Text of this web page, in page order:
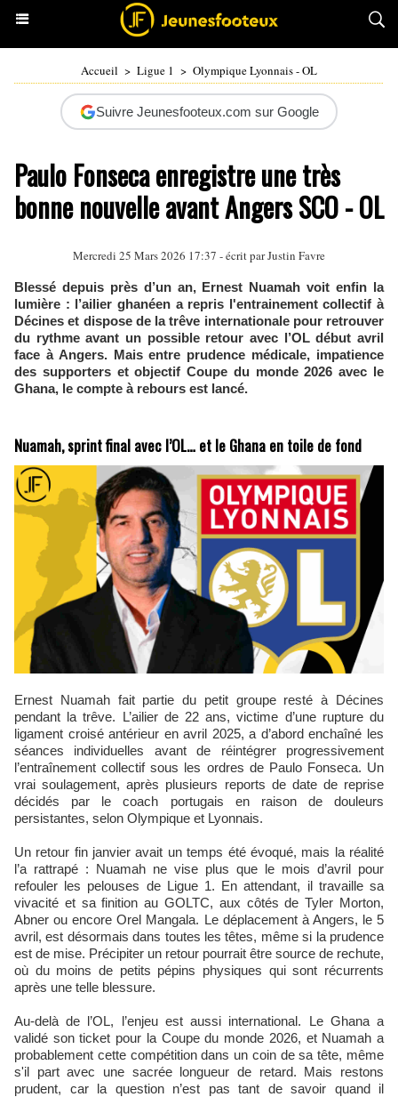
Accueil > Ligue 1 > Olympique Lyonnais - OL
Suivre Jeunesfooteux.com sur Google
Paulo Fonseca enregistre une très
bonne nouvelle avant Angers SCO - OL
Mercredi 25 Mars 2026 17:37 - écrit parJustin Favre
Blessé depuis près d’un an, Ernest Nuamah voit enfin la
lumière : l’ailier ghanéen a repris l'entrainement collectif à
Décines et dispose de la trêve internationale pour retrouver
du rythme avant un possible retour avec l’OL début avril
face à Angers. Mais entre prudence médicale, impatience
des supporters et objectif Coupe du monde 2026 avec le
Ghana, le compte à rebours est lancé.
Nuamah, sprint final avec l’OL… et le Ghana en toile de fond
Ernest Nuamah fait partie du petit groupe resté à Décines
pendant la trêve. L’ailier de 22 ans, victime d’une rupture du
ligament croisé antérieur en avril 2025, a d’abord enchaîné les
séances individuelles avant de réintégrer progressivement
l’entraînement collectif sous les ordres de Paulo Fonseca. Un
vrai soulagement, après plusieurs reports de date de reprise
décidés par le coach portugais en raison de douleurs
persistantes, selon Olympique et Lyonnais.
Un retour fin janvier avait un temps été évoqué, mais la réalité
l’a rattrapé : Nuamah ne vise plus que le mois d’avril pour
refouler les pelouses de Ligue 1. En attendant, il travaille sa
vivacité et sa finition au GOLTC, aux côtés de Tyler Morton,
Abner ou encore Orel Mangala. Le déplacement à Angers, le 5
avril, est désormais dans toutes les têtes, même si la prudence
est de mise. Précipiter un retour pourrait être source de rechute,
où du moins de petits pépins physiques qui sont récurrents
après une telle blessure.
Au-delà de l’OL, l’enjeu est aussi international. Le Ghana a
validé son ticket pour la Coupe du monde 2026, et Nuamah a
probablement cette compétition dans un coin de sa tête, même
s'il part avec une sacrée longueur de retard. Mais restons
prudent, car la question n’est pas tant de savoir quand il